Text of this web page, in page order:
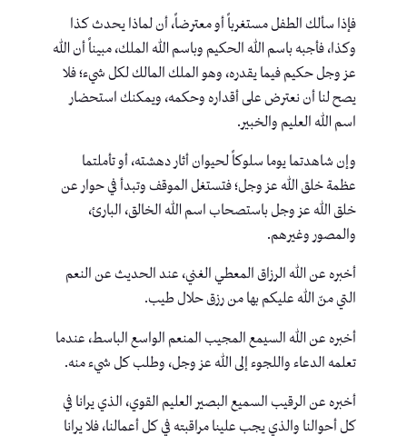
فإذا سألك الطفل مستغرباً أو معترضاً، أن لماذا يحدث كذا
وكذا، فأجبه باسم الله الحكيم وباسم الله الملك، مبيناً أن الله
عز وجل حكيم فيما يقدره، وهو الملك المالك لكل شيء؛ فلا
يصح لنا أن نعترض على أقداره وحكمه، ويمكنك استحضار
اسم الله العليم والخبير.
وإن شاهدتما يوما سلوكاً لحيوان أثار دهشته، أو تأملتما
عظمة خلق الله عز وجل؛ فتستغل الموقف وتبدأ في حوار عن
خلق الله عز وجل باستصحاب اسم الله الخالق، البارئ،
والمصور وغيرهم.
أخبره عن الله الرزاق المعطي الغني، عند الحديث عن النعم
التي منّ الله عليكم بها من رزق حلال طيب.
أخبره عن الله السيمع المجيب المنعم الواسع الباسط، عندما
تعلمه الدعاء واللجوء إلى الله عز وجل، وطلب كل شيء منه.
أخبره عن الرقيب السميع البصير العليم القوي، الذي يرانا في
كل أحوالنا والذي يجب علينا مراقبته في كل أعمالنا، فلا يرانا